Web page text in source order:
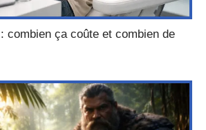
combien ça coûte et combien de